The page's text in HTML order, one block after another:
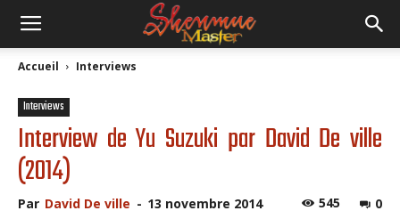
Accueil Interviews
Interviews
Interview de Yu Suzuki par David De ville
(2014)
Par David De ville - 13 novembre 2014 0
545